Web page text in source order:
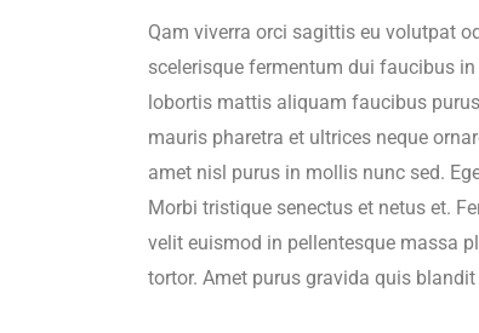
Qam viverra orci sagittis eu volutpat
scelerisque fermentum dui faucibus
lobortis mattis aliquam faucibus
mauris pharetra et ultrices neque
amet nisl purus in mollis nunc sed.
Morbi tristique senectus et netus et.
velit euismod in pellentesque massa
tortor. Amet purus gravida quis